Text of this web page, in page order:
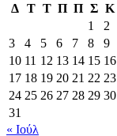
Δ Τ Τ Π Π Σ Κ
1
2
3
4 5 6 7 8
9
10 11 12 13 14 15 16
17 18 19 20 21 22 23
24 25 26 27 28 29 30
31
« Ιούλ